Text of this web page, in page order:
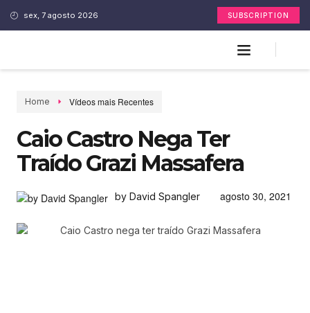
sex, 7 agosto 2026 SUBSCRIPTION
Home Vídeos mais Recentes
Caio Castro Nega Ter
Traído Grazi Massafera
by David Spangler agosto 30, 2021